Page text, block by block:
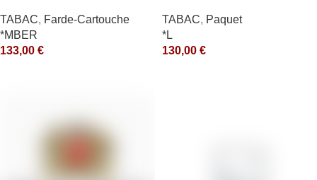
TABAC, Farde-Cartouche
*MBER
133,00 €
TABAC, Paquet
*L
130,00 €